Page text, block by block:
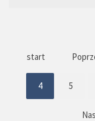
start
4 5